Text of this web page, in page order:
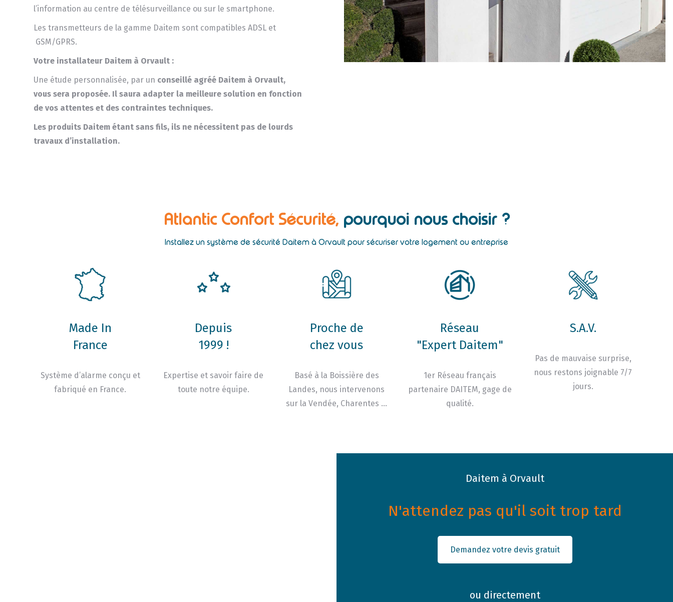
l’information au centre de télésurveillance ou sur le smartphone.
Les transmetteurs de la gamme Daitem sont compatibles ADSL et
GSM/GPRS.
Votre installateur Daitem à Orvault :
Une étude personnalisée, par un conseillé agréé Daitem à Orvault,
vous sera proposée. Il saura adapter la meilleure solution en fonction
de vos attentes et des contraintes techniques.
Les produits Daitem étant sans fils, ils ne nécessitent pas de lourds
travaux d’installation.
Atlantic Confort Sécurité, pourquoi nous choisir ?
Installez un système de sécurité Daitem à Orvault pour sécuriser votre logement ou entreprise
Made In
France
Système d’alarme conçu et
fabriqué en France.
Depuis
1999 !
Expertise et savoir faire de
toute notre équipe.
Proche de
chez vous
Basé à la Boissière des
Landes, nous intervenons
sur la Vendée, Charentes …
Réseau
"Expert Daitem"
1er Réseau français
partenaire DAITEM, gage de
qualité.
S.A.V.
Pas de mauvaise surprise,
nous restons joignable 7/7
jours.
Daitem à Orvault
N'attendez pas qu'il soit trop tard
Demandez votre devis gratuit
ou directement